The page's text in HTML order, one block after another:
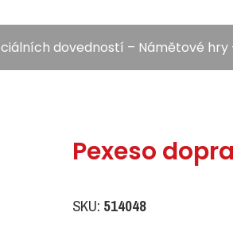
dovedností – Námětové hry
Pexeso
SKU: 514048